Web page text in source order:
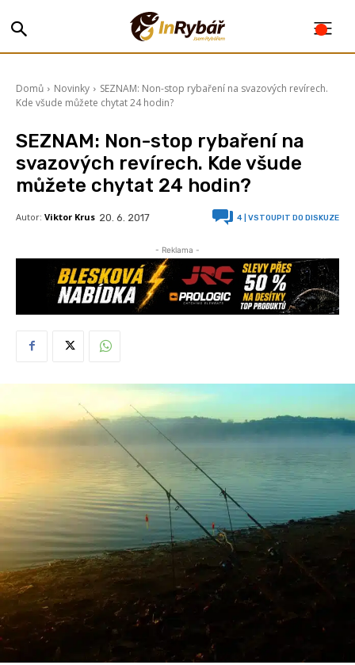
Domů Novinky
SEZNAM: Non-stop rybaření na svazových revírech.
Kde všude můžete chytat 24 hodin?
SEZNAM: Non-stop rybaření na
svazových revírech. Kde všude
můžete chytat 24 hodin?
Autor: Viktor Krus 20. 6. 2017 4 | VSTOUPIT DO DISKUZE
- Reklama -